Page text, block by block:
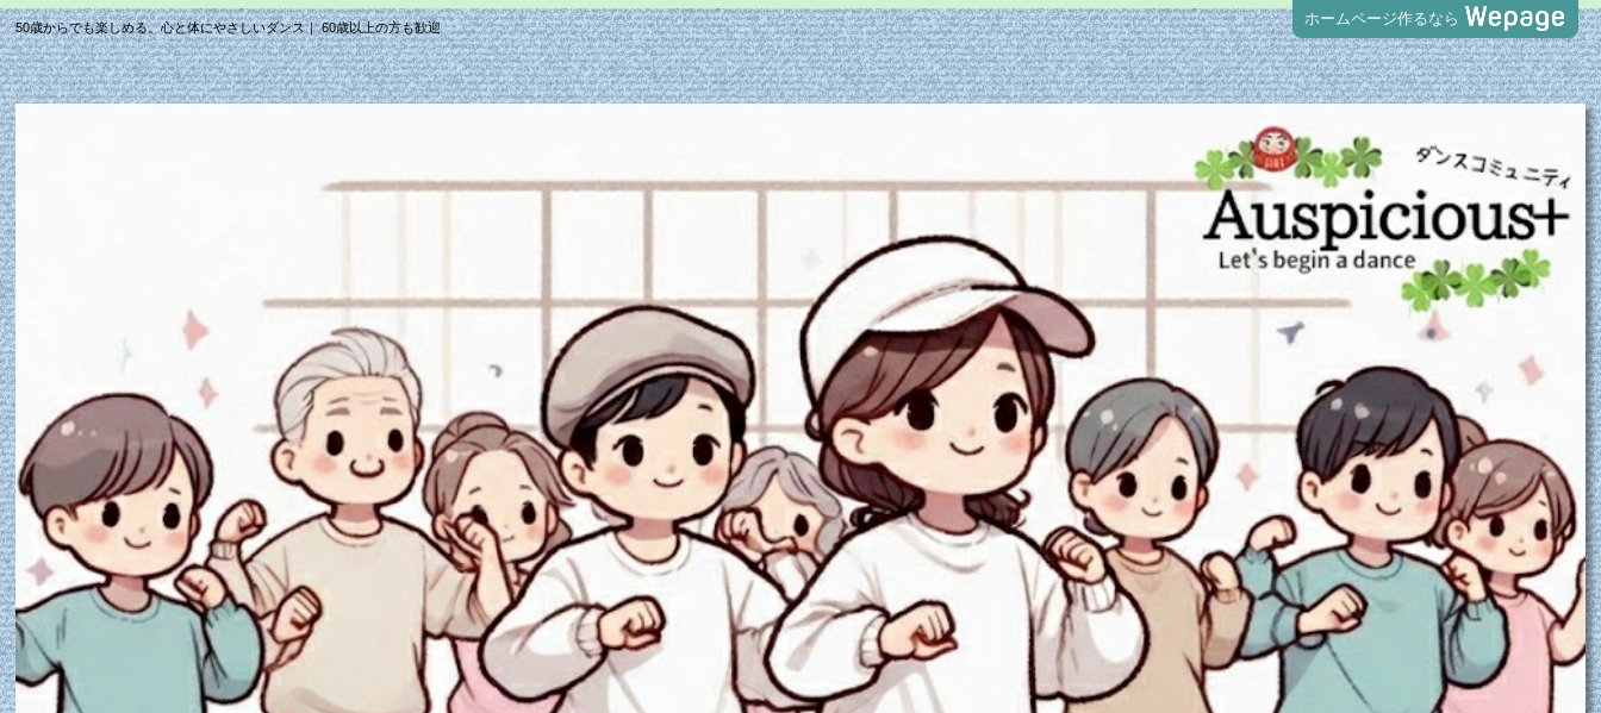
ホームページ作るなら
50歳からでも楽しめる。心と体にやさしいダンス｜ 60歳以上の方も歓迎